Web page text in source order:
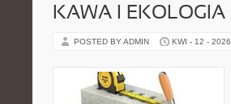
KAWA I EKOLOGIA
POSTED BY ADMIN KWI - 12 - 2026